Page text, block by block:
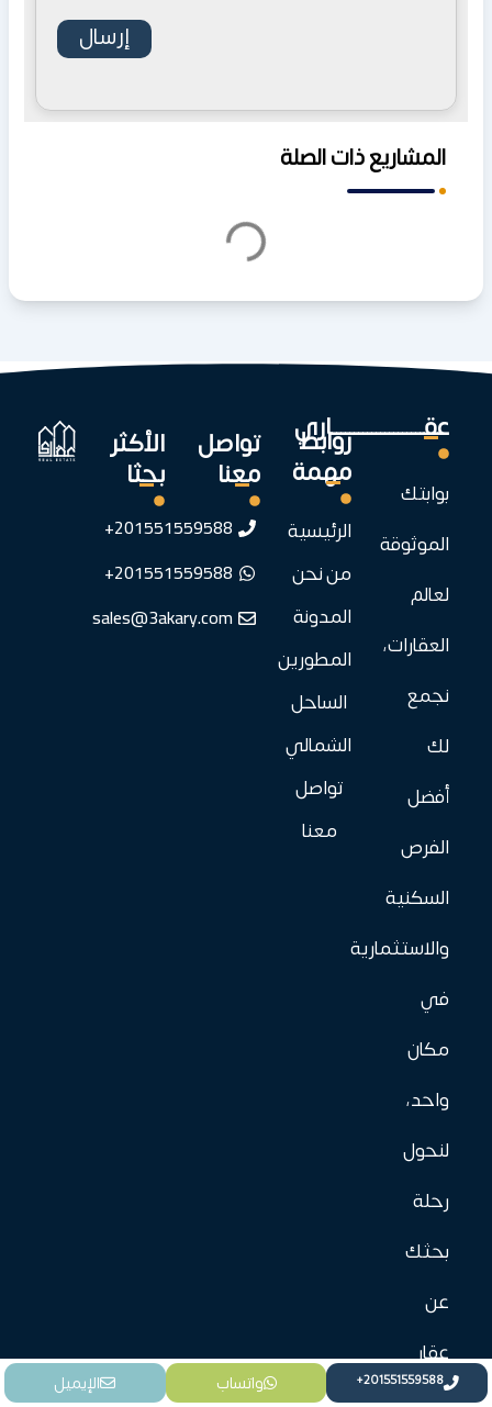
المشاريع ذات الصلة
عقـــــــــــــــــــــاري
بوابتك
الموثوقة
لعالم
العقارات،
نجمع
لك
أفضل
الفرص
السكنية
والاستثمارية
في
مكان
واحد،
لنحول
رحلة
بحثك
عن
عقار
روابط
مهمة
الرئيسية
من نحن
المدونة
المطورين
الساحل
الشمالي
تواصل
معنا
تواصل
معنا
201551559588+
201551559588+
sales@3akary.com
الأكثر
بحثا
واتساب الإيميل